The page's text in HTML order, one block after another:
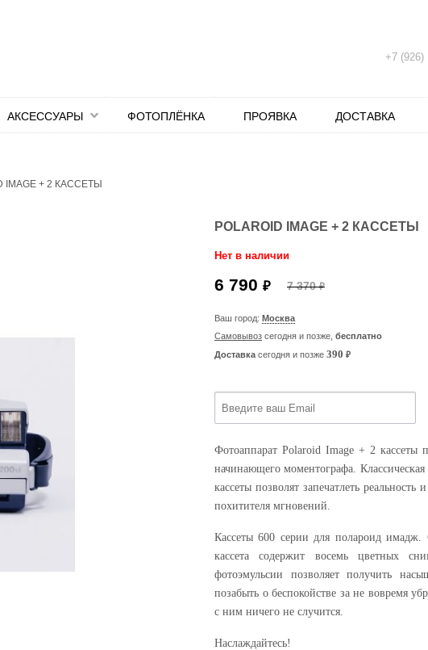
АКСЕССУАРЫ ФОТОПЛЁНКА ПРОЯВКА ДОСТАВКА
+7 (926)
IMAGE + 2 КАССЕТЫ
POLAROID IMAGE + 2 КАССЕТЫ
Нет в наличии
6 790 ₽ 7 370₽
Ваш город: Москва
Самовывоз сегодня и позже, бесплатно
Доставка сегодня и позже 390 ₽
Фотоаппарат Polaroid Image + 2 кассеты
начинающего моментографа.
кассеты позволят запечатлеть
похитителя мгновений.
Кассеты 600 серии для полароид
кассета содержит восемь цветных
фотоэмульсии позволяет получить
позабыть о беспокойстве за не вовремя
с ним ничего не случится.
Наслаждайтесь!